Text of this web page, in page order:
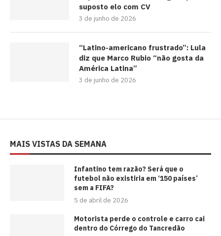
suposto elo com CV
3 de junho de 2026
“Latino-americano frustrado”: Lula
diz que Marco Rubio “não gosta da
América Latina”
3 de junho de 2026
MAIS VISTAS DA SEMANA
⁠Infantino tem razão? Será que o
futebol não existiria em ‘150 países’
sem a FIFA?
5 de abril de 2026
Motorista perde o controle e carro cai
dentro do Córrego do Tancredão